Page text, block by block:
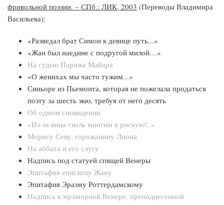
фривольной поэзии. – СПб.: ЛИК, 2003 (Переводы Владимира
Васильева):
«Разведал брат Симон к девице путь...»
«Жан был наедине с подругой милой…»
На судью Парижа Майара
«О женихах мы часто тужим...»
Синьоре из Пьемонта, которая не пожелала продаться
поэту за шесть экю, требуя от него десять
Об одном сновидении
«Из-за вина сколь многим я рискую!..»
Морису Севу, горожанину Лиона
На аббата и его слугу
Надпись под статуей спящей Венеры
Эпитафия епископу Жану
Эпитафия Эразму Роттердамскому
Надпись к мраморной Венере, преподнесенной